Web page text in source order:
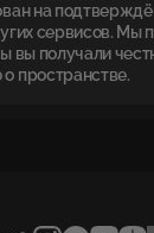
на
сервисов.
вы получали
пространстве.